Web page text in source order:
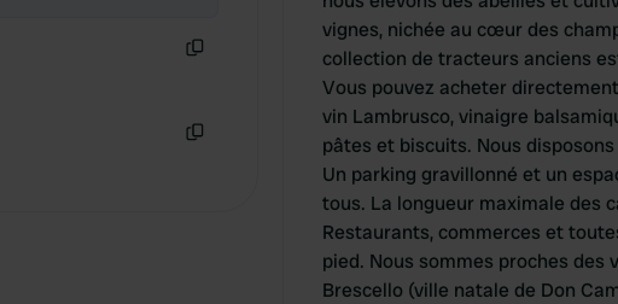
vignes, nichée au cœur des
collection de tracteurs anciens
Vous pouvez acheter
vin Lambrusco, vinaigre
pâtes et biscuits. Nous
Un parking gravillonné et un
tous. La longueur maximale des
Restaurants, commerces et
pied. Nous sommes proches des
Brescello (ville natale de Don